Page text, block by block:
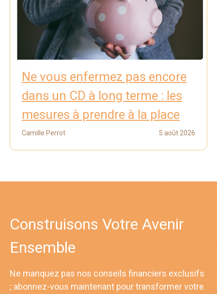
Ne vous enfermez pas encore
dans un CD à long terme : les
mesures à prendre à la place
Camille Perrot 5 août 2026
Construisons Votre Avenir
Ensemble
Ne manquez pas nos conseils financiers exclusifs
; abonnez-vous maintenant pour transformer votre